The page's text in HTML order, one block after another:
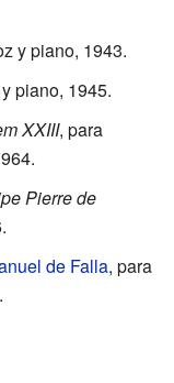
y piano, 1943.
piano, 1945.
XXIII, para
Pierre de
de Falla, para